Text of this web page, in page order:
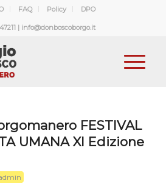
FAQ Policy DPO
| info@donboscoborgo.it
FESTIVAL
UMANA XI Edizione